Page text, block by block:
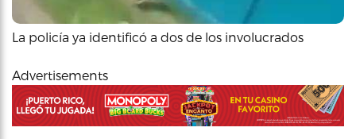
La policía ya identificó a dos de los involucrados
Advertisements